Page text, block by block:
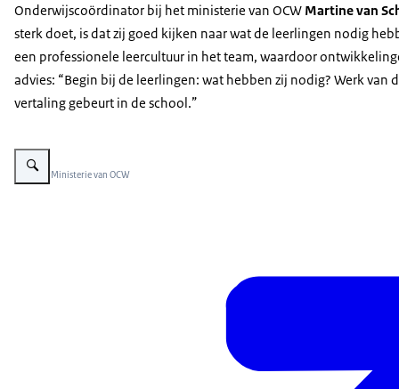
Onderwijscoördinator bij het ministerie van OCW Martine van
sterk doet, is dat zij goed kijken naar wat de leerlingen nodig
een professionele leercultuur in het team, waardoor
advies: “Begin bij de leerlingen: wat hebben zij nodig? Werk
vertaling gebeurt in de school.”
Vergroot afbeelding Martine van Schaik
Beeld: © Ministerie van OCW